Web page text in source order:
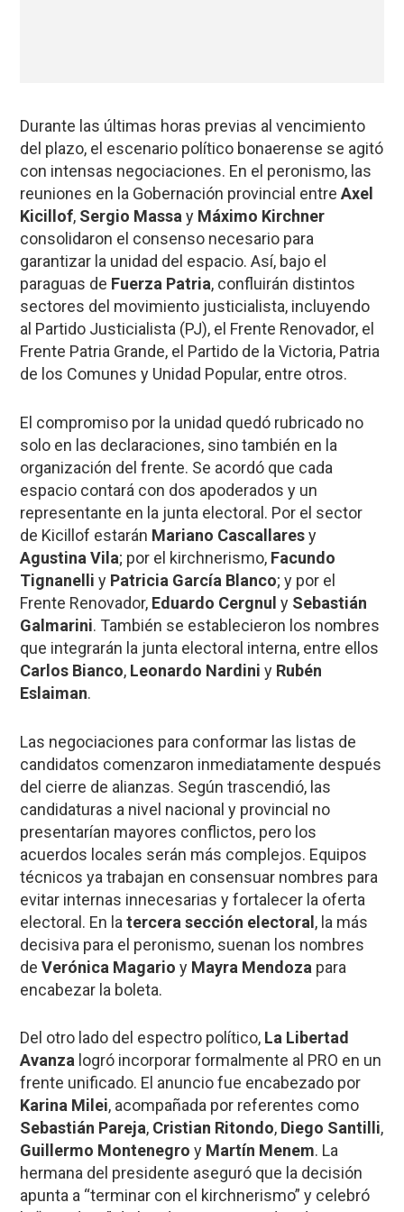
Durante las últimas horas previas al vencimiento
del plazo, el escenario político bonaerense se agitó
con intensas negociaciones. En el peronismo, las
reuniones en la Gobernación provincial entreAxel
Kicillof, Sergio Massa y Máximo Kirchner
consolidaron el consenso necesario para
garantizar la unidad del espacio. Así, bajo el
paraguas de Fuerza Patria, confluirán distintos
sectores del movimiento justicialista, incluyendo
al Partido Justicialista (PJ), el Frente Renovador, el
Frente Patria Grande, el Partido de la Victoria, Patria
de los Comunes y Unidad Popular, entre otros.
El compromiso por la unidad quedó rubricado no
solo en las declaraciones, sino también en la
organización del frente. Se acordó que cada
espacio contará con dos apoderados y un
representante en la junta electoral. Por el sector
de Kicillof estarán Mariano Cascallaresy
Agustina Vila; por el kirchnerismo, Facundo
Tignanelli y Patricia García Blanco; y por el
Frente Renovador, Eduardo Cergnul y Sebastián
Galmarini. También se establecieron los nombres
que integrarán la junta electoral interna, entre ellos
Carlos Bianco, Leonardo Nardini y Rubén
Eslaiman.
Las negociaciones para conformar las listas de
candidatos comenzaron inmediatamente después
del cierre de alianzas. Según trascendió, las
candidaturas a nivel nacional y provincial no
presentarían mayores conflictos, pero los
acuerdos locales serán más complejos. Equipos
técnicos ya trabajan en consensuar nombres para
evitar internas innecesarias y fortalecer la oferta
electoral. En latercera sección electoral, la más
decisiva para el peronismo, suenan los nombres
deVerónica Magario y Mayra Mendoza para
encabezar la boleta.
Del otro lado del espectro político, La Libertad
Avanza logró incorporar formalmente al PRO en un
frente unificado. El anuncio fue encabezado por
Karina Milei, acompañada por referentes como
Sebastián Pareja, Cristian Ritondo, Diego Santilli,
Guillermo Montenegro y Martín Menem. La
hermana del presidente aseguró que la decisión
apunta a “terminar con el kirchnerismo” y celebró